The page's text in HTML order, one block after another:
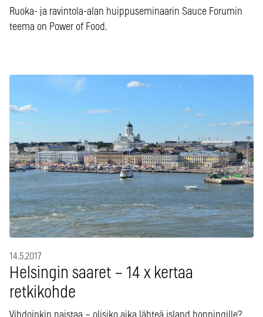
Ruoka- ja ravintola-alan huippuseminaarin Sauce Forumin
teema on Power of Food.
14.5.2017
Helsingin saaret – 14 x kertaa
retkikohde